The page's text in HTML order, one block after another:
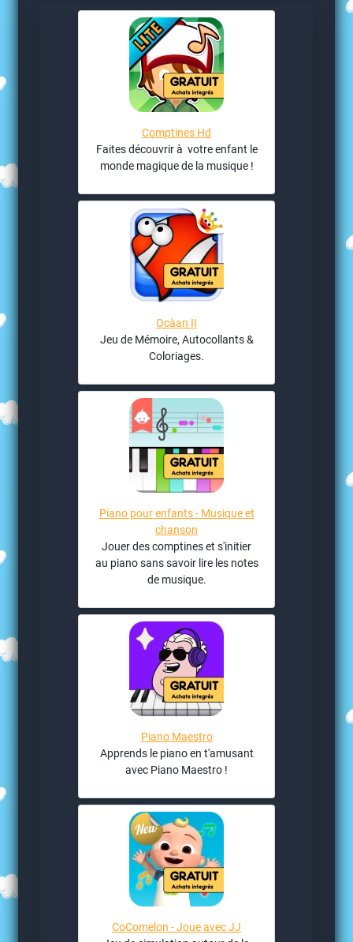
Comptines Hd
Faites découvrir à votre enfant le
monde magique de la musique !
Ocàan II
Jeu de Mémoire, Autocollants &
Coloriages.
Piano pour enfants - Musique et
chanson
Jouer des comptines et s'initier
au piano sans savoir lire les notes
de musique.
Piano Maestro
Apprends le piano en t'amusant
avec Piano Maestro !
CoComelon - Joue avec JJ